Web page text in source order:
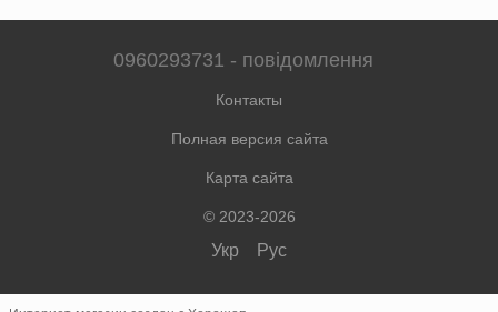
0960293731 - повідомлення
Контакты
Полная версия сайта
Карта сайта
© 2023-2026
Укр Рус